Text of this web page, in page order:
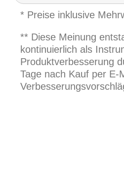
* Preise inklusive
** Diese Meinung
kontinuierlich als
Produktverbesserung
Tage nach Kauf per E-